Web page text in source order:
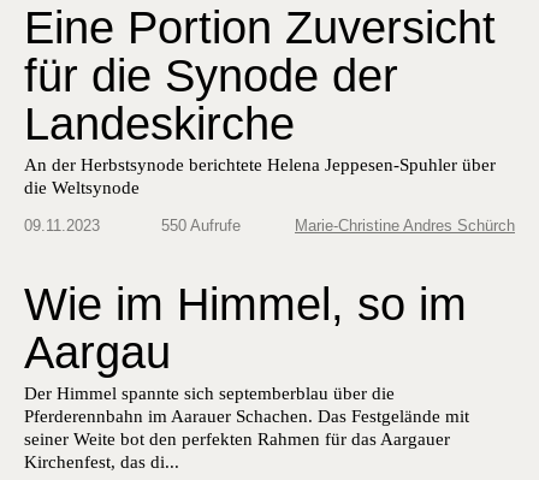
Eine Portion Zuversicht
für die Synode der
Landeskirche
An der Herbstsynode berichtete Helena Jeppesen-Spuhler über
die Weltsynode
09.11.2023 550 Aufrufe Marie-Christine Andres Schürch
Wie im Himmel, so im
Aargau
Der Himmel spannte sich septemberblau über die
Pferderennbahn im Aarauer Schachen. Das Festgelände mit
seiner Weite bot den perfekten Rahmen für das Aargauer
Kirchenfest, das di...